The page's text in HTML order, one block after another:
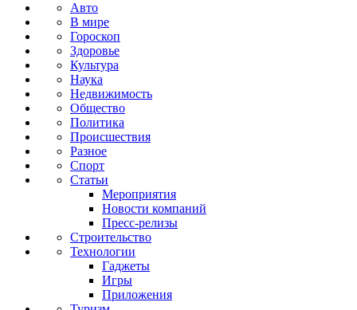
Авто
В мире
Гороскоп
Здоровье
Культура
Наука
Недвижимость
Общество
Политика
Происшествия
Разное
Спорт
Статьи
Мероприятия
Новости компаний
Пресс-релизы
Строительство
Технологии
Гаджеты
Игры
Приложения